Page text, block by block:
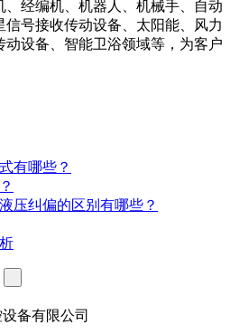
经编机、机器人、机械手、自动
号接收传动设备、太阳能、风力
设备、智能卫浴领域等，为客户
有哪些？
压纠偏的区别有哪些？
备有限公司